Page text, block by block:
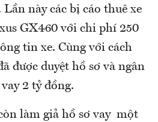
này các bị cáo thuê xe
GX460 với chi phí 250
tin xe. Cùng với cách
được duyệt hồ sơ và ngân
2 tỷ đồng.
làm giả hồ sơ vay một